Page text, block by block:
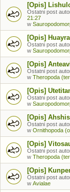
[Opis]
Ostatni post
21:27
w
[Opis]
Ostatni post
w
[Opis]
Ostatni post
w Theropoda
[Opis]
Ostatni post
w
[Opis]
Ostatni post
w Ornithopoda
[Opis]
Ostatni post
w Theropoda
[Opis]
Ostatni post
w Avialae